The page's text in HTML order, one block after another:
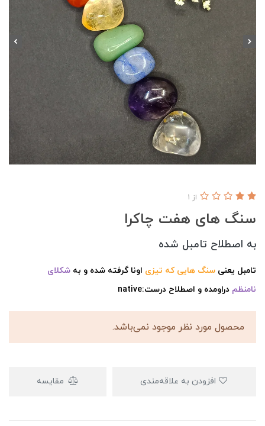
سنگ های هفت چاکرا
از 1
به اصطلاح تامبل شده
تامبل یعنی سنگ هایی که تیزی اونا گرفته شده و به شکلای
نامنظم دراومده و اصطلاح درست:native
محصول مورد نظر موجود نمی‌باشد.
مقایسه